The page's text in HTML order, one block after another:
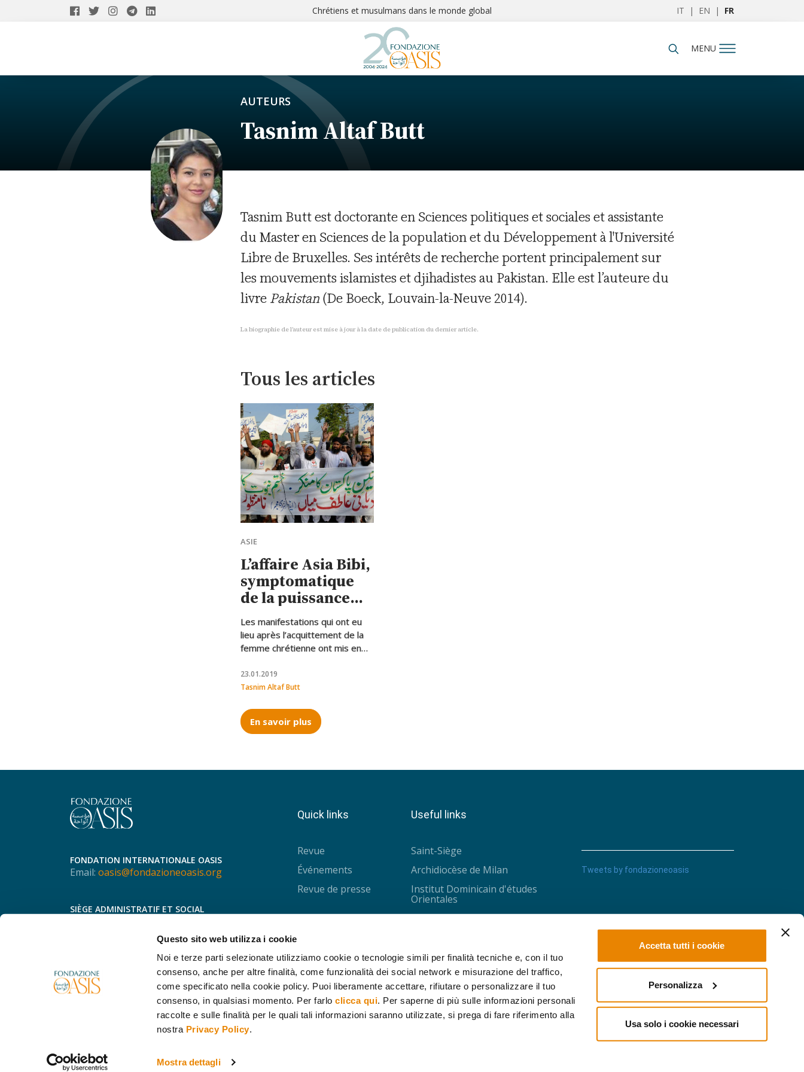
Questo sito web utilizza i cookie
Noi e terze parti selezionate utilizziamo cookie o tecnologie simili per finalità tecniche e, con il tuo
consenso, anche per altre finalità, come funzionalità dei social network e misurazione del traffico,
come specificato nella cookie policy. Puoi liberamente accettare, rifiutare o personalizzare il tuo
consenso, in qualsiasi momento. Per farloclicca qui. Per saperne di più sulle informazioni personali
raccolte e sulle finalità per le quali tali informazioni saranno utilizzate, si prega di fare riferimento alla
nostra Privacy Policy.
Mostra dettagli
Accetta tutti i cookie
Personalizza
Usa solo i cookie necessari
Chrétiens et musulmans dans le monde global IT | EN | FR
MENU
AUTEURS
Tasnim Altaf Butt
Tasnim Butt est doctorante en Sciences politiques et sociales et assistante
du Master en Sciences de la population et du Développement à l'Université
Libre de Bruxelles. Ses intérêts de recherche portent principalement sur
les mouvements islamistes et djihadistes au Pakistan. Elle est l’auteure du
livre Pakistan (De Boeck, Louvain-la-Neuve 2014).
La biographie de l’auteur est mise à jour à la date de publication du dernier article.
Tous les articles
ASIE
L’affaire Asia Bibi,
symptomatique
de la puissance
des islamistes au
Pakistan
Les manifestations qui ont eu
lieu après l’acquittement de la
femme chrétienne ont mis en
dans le pays. Les mouvements
présents sur la scène politique
23.01.2019
Tasnim Altaf Butt
En savoir plus
FONDATION INTERNATIONALE OASIS
Email: oasis@fondazioneoasis.org
SIÈGE ADMINISTRATIF ET SOCIAL
+39 366 755 8298
Quick links
Revue
Événements
Revue de presse
Useful links
Saint-Siège
Archidiocèse de Milan
Institut Dominicain d'études
Orientales
Université Saint-Joseph
Collège des Bernardins
IPRA - Nantes
Fondation Cariplo
Tweets by fondazioneoasis
©2026 Fondazione Internazionale Oasis C.F. 94068840274 - email: